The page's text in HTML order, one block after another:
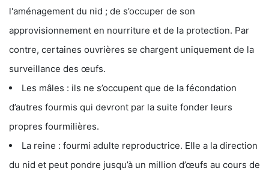
l'aménagement du nid ; de s’occuper de son
approvisionnement en nourriture et de la protection. Par
contre, certaines ouvrières se chargent uniquement de la
surveillance des œufs.
Les mâles : ils ne s’occupent que de la fécondation
d’autres fourmis qui devront par la suite fonder leurs
propres fourmilières.
La reine : fourmi adulte reproductrice. Elle a la direction
du nid et peut pondre jusqu’à un million d’œufs au cours de